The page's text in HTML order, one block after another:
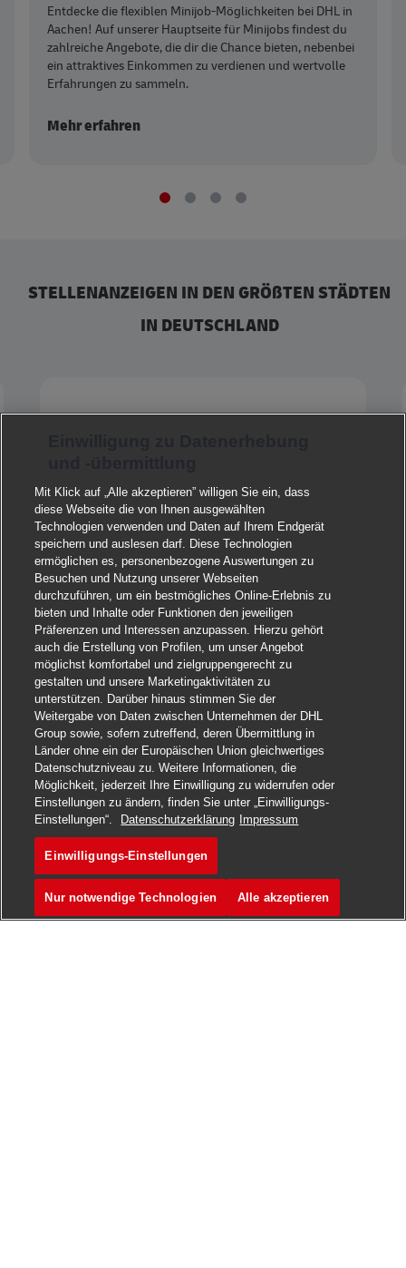
Entdecke die flexiblen Minijob-Möglichkeiten bei DHL in
Aachen! Auf unserer Hauptseite für Minijobs findest du
zahlreiche Angebote, die dir die Chance bieten, nebenbei
ein attraktives Einkommen zu verdienen und wertvolle
Erfahrungen zu sammeln.
Mehr erfahren
STELLENANZEIGEN IN DEN GRÖßTEN STÄDTEN
IN DEUTSCHLAND
> Jobs in Aschheim
>Jobs in Augsburg
>Jobs in Berlin
> Jobs in Bielefeld
>Jobs in Bochum
>Jobs in Bonn
>Jobs in Braunschweig
>Jobs in Bremen
>Jobs in Chemnitz
Mit Klick auf „Alle akzeptieren” willigen Sie ein, dass
diese Webseite die von Ihnen ausgewählten
Technologien verwenden und Daten auf Ihrem Endgerät
speichern und auslesen darf. Diese Technologien
ermöglichen es, personenbezogene Auswertungen zu
Besuchen und Nutzung unserer Webseiten
durchzuführen, um ein bestmögliches Online-Erlebnis zu
bieten und Inhalte oder Funktionen den jeweiligen
Präferenzen und Interessen anzupassen. Hierzu gehört
auch die Erstellung von Profilen, um unser Angebot
möglichst komfortabel und zielgruppengerecht zu
gestalten und unsere Marketingaktivitäten zu
unterstützen. Darüber hinaus stimmen Sie der
Weitergabe von Daten zwischen Unternehmen der DHL
Group sowie, sofern zutreffend, deren Übermittlung in
Länder ohne ein der Europäischen Union gleichwertiges
Datenschutzniveau zu. Weitere Informationen, die
Möglichkeit, jederzeit Ihre Einwilligung zu widerrufen oder
Einstellungen zu ändern, finden Sie unter „Einwilligungs-
Einstellungen“.
Datenschutzerklärung Impressum
Einwilligungs-Einstellungen
Nur notwendige Technologien Alle akzeptieren